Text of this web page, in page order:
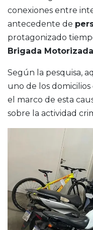
conexiones entre
antecedente de
protagonizado
Brigada
Según la pesquisa,
uno de los
el marco de esta
sobre la actividad